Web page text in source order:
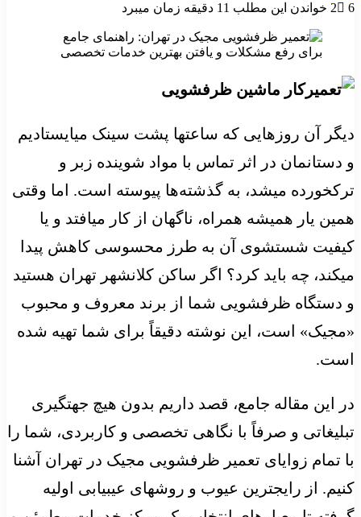
2
6 خواندن این مطلب 11 دقیقه زمان میبرد
دیگر آن روزهایی که ساعتها پشت سینک میایستادیم
و دستانمان در اثر تماس با مواد شوینده زبر و
ترکخورده میشد، به گذشته‌ها پیوسته است. اما وقتی
همین یار همیشه همراه، ناگهان از کار میافتد و یا
کیفیت شستشوی آن به طرز محسوسی کاهش پیدا
میکند، چه باید کرد؟ اگر ساکن کلانشهر تهران هستید
و دستگاه ظرفشویی شما از برند معروف و محبوب
«مجیک» است، این نوشته دقیقاً برای شما تهیه شده
است.
در این مقاله جامع، قصد داریم بدون هیچ جهتگیری
تبلیغاتی و صرفاً با نگاهی تخصصی و کاربردی، شما را
با تمام زوایای تعمیر ظرفشویی مجیک در تهران آشنا
کنیم. از رایجترین عیوب و روشهای عیبیابی اولیه